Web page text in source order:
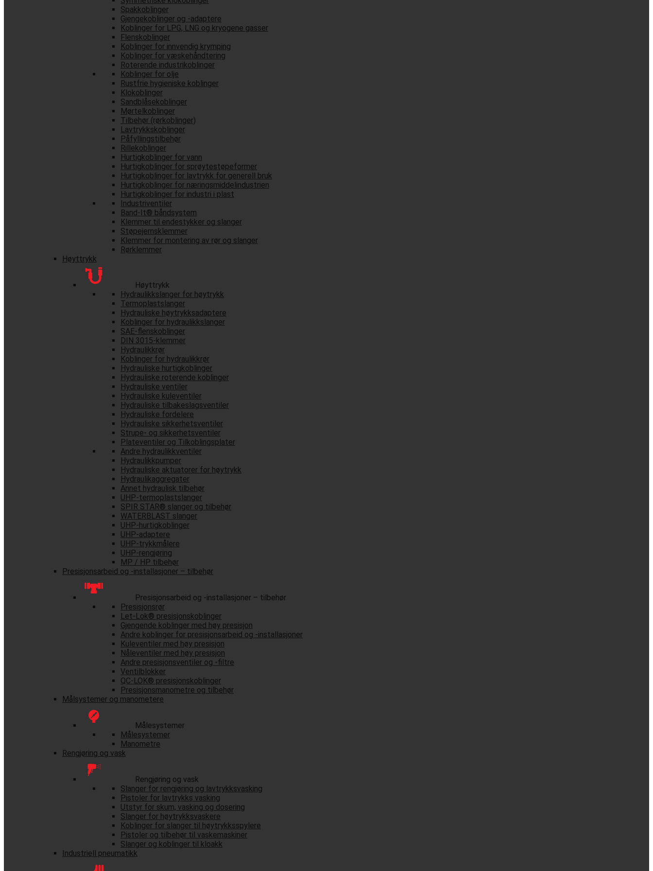
Spakkoblinger
Gjengekoblinger og -adaptere
Koblinger for LPG, LNG og kryogene gasser
Flenskoblinger
Koblinger for innvendig krymping
Koblinger for væskehåndtering
Roterende industrikoblinger
Koblinger for olje
Rustfrie hygieniske koblinger
Klokoblinger
Sandblåsekoblinger
Mørtelkoblinger
Tilbehør (rørkoblinger)
Lavtrykkskoblinger
Påfyllingstilbehør
Rillekoblinger
Hurtigkoblinger for vann
Hurtigkoblinger for sprøytestøpeformer
Hurtigkoblinger for lavtrykk for generell bruk
Hurtigkoblinger for næringsmiddelindustrien
Hurtigkoblinger for industri i plast
Industriventiler
Band-It® båndsystem
Klemmer til endestykker og slanger
Støpejernsklemmer
Klemmer for montering av rør og slanger
Rørklemmer
Høyttrykk
Høyttrykk
Hydraulikkslanger for høytrykk
Termoplastslanger
Hydrauliske høytrykksadaptere
Koblinger for hydraulikkslanger
SAE-flenskoblinger
DIN 3015-klemmer
Hydraulikkrør
Koblinger for hydraulikkrør
Hydrauliske hurtigkoblinger
Hydrauliske roterende koblinger
Hydrauliske ventiler
Hydrauliske kuleventiler
Hydrauliske tilbakeslagsventiler
Hydrauliske fordelere
Hydrauliske sikkerhetsventiler
Strupe- og sikkerhetsventiler
Plateventiler og Tilkoblingsplater
Andre hydraulikkventiler
Hydraulikkpumper
Hydrauliske aktuatorer for høytrykk
Hydraulikaggregater
Annet hydraulisk tilbehør
UHP-termoplastslanger
SPIR STAR® slanger og tilbehør
WATERBLAST slanger
UHP-hurtigkoblinger
UHP-adaptere
UHP-trykkmålere
UHP-rengjøring
MP / HP tilbehør
Presisjonsarbeid og -installasjoner – tilbehør
Presisjonsarbeid og -installasjoner – tilbehør
Presisjonsrør
Let-Lok® presisjonskoblinger
Gjengende koblinger med høy presisjon
Andre koblinger for presisjonsarbeid og -installasjoner
Kuleventiler med høy presisjon
Nåleventiler med høy presisjon
Andre presisjonsventiler og -filtre
Ventilblokker
QC-LOK® presisjonskoblinger
Presisjonsmanometre og tilbehør
Målsystemer og manometere
Målesystemer
Målesystemer
Manometre
Rengjøring og vask
Rengjøring og vask
Slanger for rengjøring og lavtrykksvasking
Pistoler for lavtrykks vasking
Utstyr for skum, vasking og dosering
Slanger for høytrykksvaskere
Koblinger for slanger til høytrykksspylere
Pistoler og tilbehør til vaskemaskiner
Slanger og koblinger til kloakk
Industriell pneumatikk